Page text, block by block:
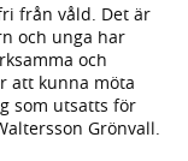
från våld. Det är
och unga har
och
att kunna möta
som utsatts för
Grönvall.